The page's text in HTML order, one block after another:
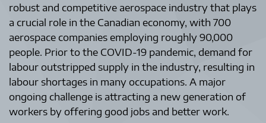
robust and competitive aerospace industry that plays
a crucial role in the Canadian economy, with 700
aerospace companies employing roughly 90,000
people. Prior to the COVID-19 pandemic, demand for
labour outstripped supply in the industry, resulting in
labour shortages in many occupations. A major
ongoing challenge is attracting a new generation of
workers by offering good jobs and better work.